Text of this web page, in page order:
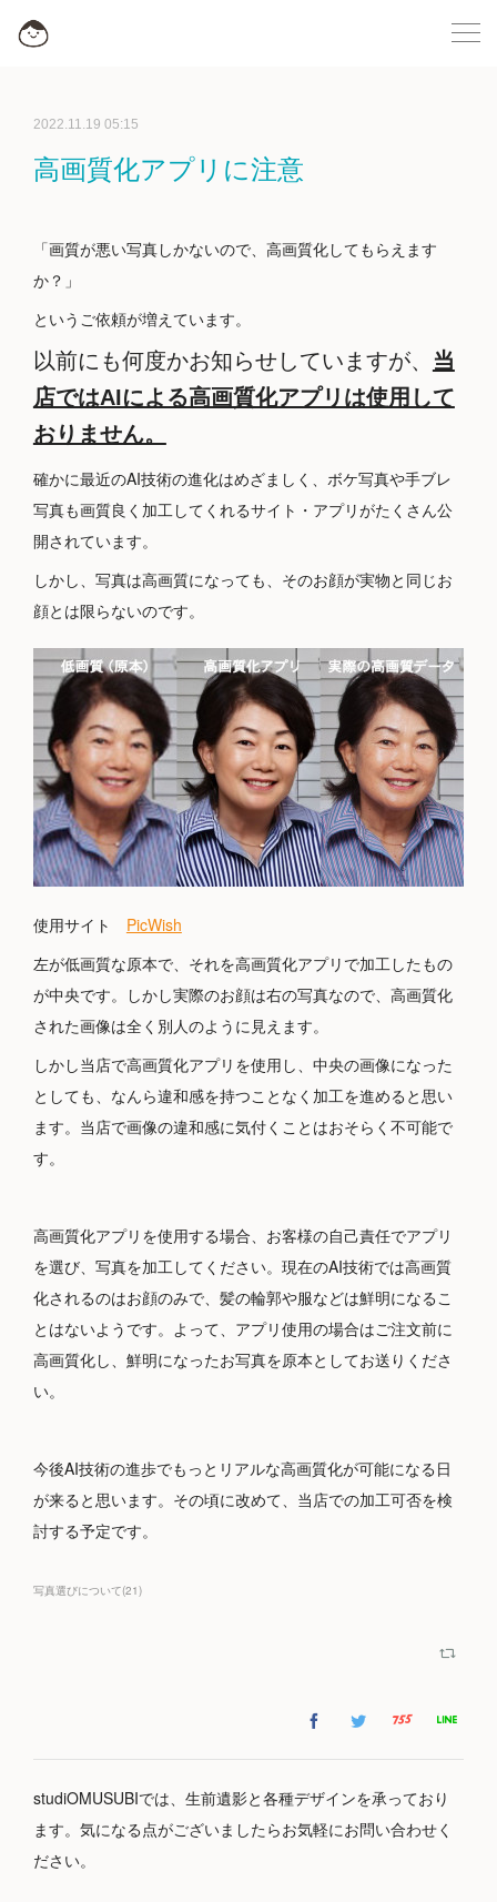
2022.11.19 05:15
高画質化アプリに注意
「画質が悪い写真しかないので、高画質化してもらえます
か？」
というご依頼が増えています。
以前にも何度かお知らせしていますが、
当
店ではAIによる高画質化アプリは使用して
おりません。
確かに最近のAI技術の進化はめざましく、ボケ写真や手ブレ
写真も画質良く加工してくれるサイト・アプリがたくさん公
開されています。
しかし、写真は高画質になっても、そのお顔が実物と同じお
顔とは限らないのです。
使用サイト PicWish
左が低画質な原本で、それを高画質化アプリで加工したもの
が中央です。しかし実際のお顔は右の写真なので、高画質化
された画像は全く別人のように見えます。
しかし当店で高画質化アプリを使用し、中央の画像になった
としても、なんら違和感を持つことなく加工を進めると思い
ます。当店で画像の違和感に気付くことはおそらく不可能で
す。
高画質化アプリを使用する場合、お客様の自己責任でアプリ
を選び、写真を加工してください。現在のAI技術では高画質
化されるのはお顔のみで、髪の輪郭や服などは鮮明になるこ
とはないようです。よって、アプリ使用の場合はご注文前に
高画質化し、鮮明になったお写真を原本としてお送りくださ
い。
今後AI技術の進歩でもっとリアルな高画質化が可能になる日
が来ると思います。その頃に改めて、当店での加工可否を検
討する予定です。
写真選びについて(21)
studiOMUSUBIでは、生前遺影と各種デザインを承っており
ます。気になる点がございましたらお気軽にお問い合わせく
ださい。